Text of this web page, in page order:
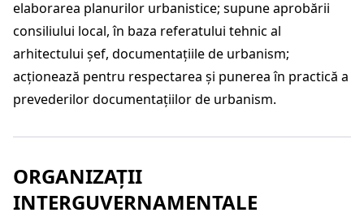
elaborarea planurilor urbanistice; supune aprobării
consiliului local, în baza referatului tehnic al
arhitectului şef, documentaţiile de urbanism;
acţionează pentru respectarea şi punerea în practică a
prevederilor documentaţiilor de urbanism.
ORGANIZAȚII
INTERGUVERNAMENTALE